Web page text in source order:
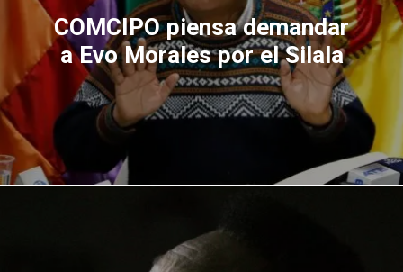
COMCIPO piensa demandar
a Evo Morales por el Silala